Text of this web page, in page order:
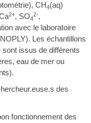
CH4(aq)
2+, SO4
2-,
avec le laboratoire
Les échantillons
sont issus de différents
eau de mer ou
des
fonctionnement des